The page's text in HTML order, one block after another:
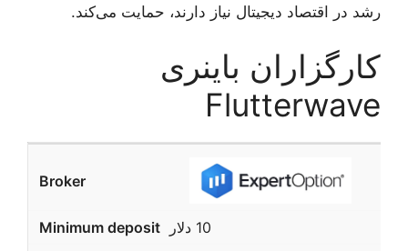
رشد در اقتصاد دیجیتال نیاز دارند، حمایت می‌کند.
کارگزاران باینری
Flutterwave
10 دلار